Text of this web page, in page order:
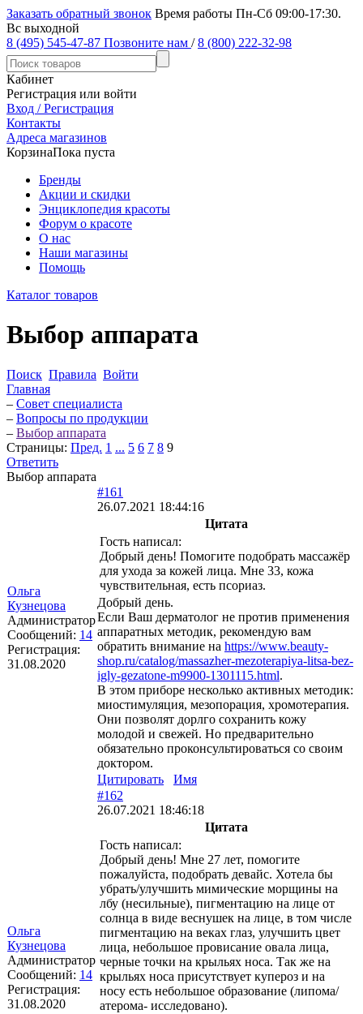
Заказать обратный звонок Время работы Пн-Сб 09:00-17:30.
Вс выходной
8 (495) 545-47-87 Позвоните нам / 8 (800) 222-32-98
Кабинет
Регистрация или войти
Вход / Регистрация
Контакты
Адреса магазинов
КорзинаПока пуста
Бренды
Акции и скидки
Энциклопедия красоты
Форум о красоте
О нас
Наши магазины
Помощь
Каталог товаров
Выбор аппарата
Поиск Правила Войти
Главная
– Совет специалиста
– Вопросы по продукции
– Выбор аппарата
Страницы: Пред. 1 ... 5 6 7 8 9
Ответить
Выбор аппарата
Ольга
Кузнецова
Администратор
Сообщений: 14
Регистрация:
31.08.2020
#161
26.07.2021 18:44:16
Цитата
Гость написал:
Добрый день! Помогите подобрать массажёр
для ухода за кожей лица. Мне 33, кожа
чувствительная, есть псориаз.
Добрый день.
Если Ваш дерматолог не против применения
аппаратных методик, рекомендую вам
обратить внимание на https://www.beauty-
shop.ru/catalog/massazher-mezoterapiya-litsa-bez-
igly-gezatone-m9900-1301115.html.
В этом приборе несколько активных методик:
миостимуляция, мезопорация, хромотерапия.
Они позволят дорлго сохранить кожу
молодой и свежей. Но предварительно
обязательно проконсультироваться со своим
доктором.
Цитировать
Имя
Ольга
Кузнецова
Администратор
Сообщений: 14
Регистрация:
31.08.2020
#162
26.07.2021 18:46:18
Цитата
Гость написал:
Добрый день! Мне 27 лет, помогите
пожалуйста, подобрать девайс. Хотела бы
убрать/улучшить мимические морщины на
лбу (несильные), пигментацию на лице от
солнца в виде веснушек на лице, в том числе
пигментацию на веках глаз, улучшить цвет
лица, небольшое провисание овала лица,
черные точки на крыльях носа. Так же на
крыльях носа присутствует купероз и на
носу есть небольшое образование (липома/
атерома- исследовано).